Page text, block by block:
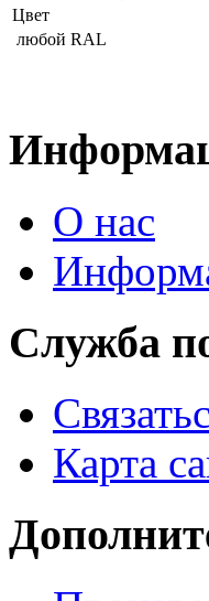
Цвет
любой RAL
О нас
Служба
Карта